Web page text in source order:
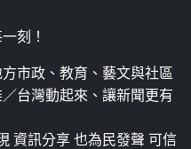
刻！
市政、教育、藝文與社區
台灣動起來、讓新聞更有
資訊分享 也為民發聲 可信